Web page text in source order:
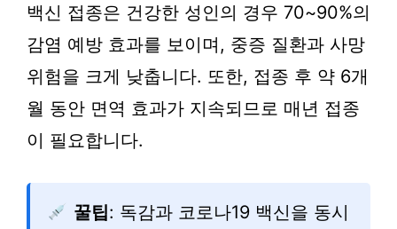
백신 접종은 건강한 성인의 경우 70~90%의
감염 예방 효과를 보이며, 중증 질환과 사망
위험을 크게 낮춥니다. 또한, 접종 후 약 6개
월 동안 면역 효과가 지속되므로 매년 접종
이 필요합니다.
꿀팁: 독감과 코로나19 백신을 동시